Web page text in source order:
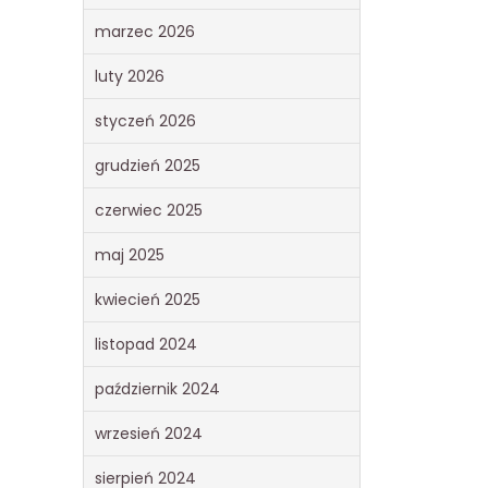
marzec 2026
luty 2026
styczeń 2026
grudzień 2025
czerwiec 2025
maj 2025
kwiecień 2025
listopad 2024
październik 2024
wrzesień 2024
sierpień 2024